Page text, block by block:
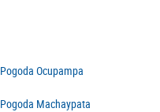
Pogoda Ocupampa
Pogoda Machaypata